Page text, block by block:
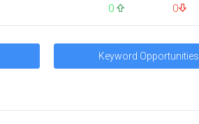
0 0
Keyword Opportunities